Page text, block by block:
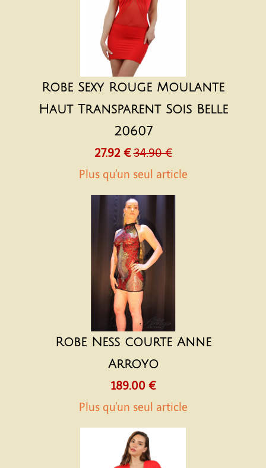
Robe Sexy Rouge Moulante
Haut Transparent Sois Belle
20607
27.92 € 34.90 €
Plus qu'un seul article
Robe Ness courte Anne
Arroyo
189.00 €
Plus qu'un seul article